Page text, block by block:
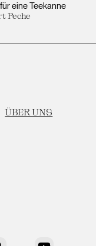
eine Teekanne
Peche
ÜBER UNS